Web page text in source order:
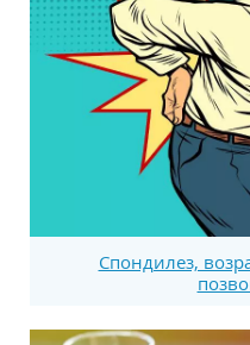
Спондилез,